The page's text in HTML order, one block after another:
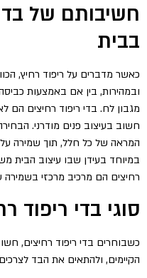
חשיבותם של
בבית
כאשר מדברים על ריפוד רחיץ,
ובמהירות, בין אם באמצעות
מגבון לח. בדי ריפוד רחיצים הם
חשוב בעיצוב פנים מודרני.
המראה של כל חלל, תוך שמירה
במיוחד בעידן שבו עיצוב הבית
רחיצים הם מרכיב מרכזי בשמירה
סוגי בדי ריפוד
כשבוחרים בדי ריפוד רחיצים,
הקיימים, ולהתאים את הבד